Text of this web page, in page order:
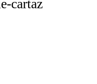
cartaz